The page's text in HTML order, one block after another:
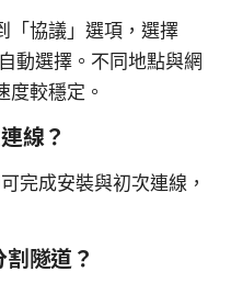
「協議」選項，選擇
動選擇。不同地點與網
較穩定。
線？
完成安裝與初次連線，
隧道？